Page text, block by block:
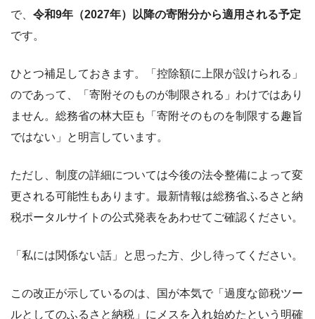
で、 令和9年（2027年）以降の寄附分から適用される予定
です。
ひとつ補足しておきます。「控除額に上限が設けられる」
のであって、「寄附そのものが制限される」わけではあり
ません。総務省の林大臣も「寄附そのものを制限する趣旨
ではない」と明言しています。
ただし、制度の詳細については今後の法令整備によって変
更される可能性もあります。最新情報は総務省ふるさと納
税ポータルサイトの公式発表をあわせてご確認ください。
「私には関係ない話」と思った方、少し待ってください。
この改正が示しているのは、国が本気で「過度な節税ツー
ルとしてのふるさと納税」にメスを入れ始めたという明確